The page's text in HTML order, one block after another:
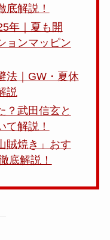
底解説！
年｜夏も開
ョンマッピン
法｜GW・夏休
説
？武田信玄と
て解説！
賊焼き」おす
底解説！